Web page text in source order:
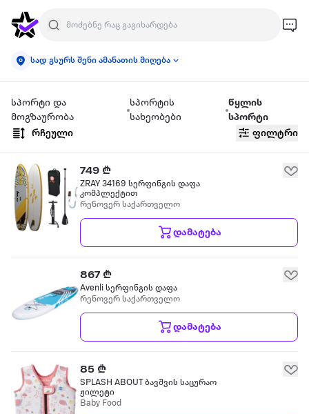
სად გსურს შენი ამანათის მიღება
სპორტი და
მოგზაურობა
სპორტის
სახეობები
წყლის
სპორტი
რჩეული
ფილტრი
749 ₾
ZRAY 34169 სერფინგის დაფა
კომპლექტით
რენოვერ საქართველო
დამატება
867 ₾
Avenli სერფინგის დაფა
რენოვერ საქართველო
დამატება
85 ₾
SPLASH ABOUT ბავშვის საცურაო
ჟილეტი
Baby Food